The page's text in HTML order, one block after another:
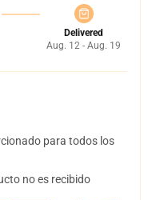
Delivered
Aug. 12 - Aug. 19
para todos los
no es recibido